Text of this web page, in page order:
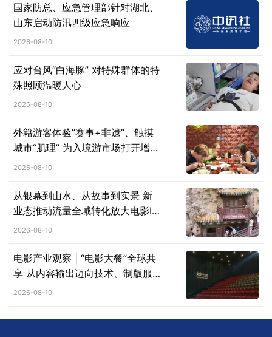
国家防总、应急管理部针对湖北、
山东启动防汛四级应急响应
2026-08-10
应对台风“白海豚” 对特殊群体的特
殊照顾温暖人心
2026-08-10
外籍游客体验“赛事+非遗”、触摸
城市“肌理” 为入境游市场打开增长
新空间
2026-08-10
从银幕到山水、从故事到实景 新
业态推动流量全域转化放大电影IP
溢出效应
2026-08-10
电影产业观察 | “电影大餐”全球共
享 从内容输出迈向技术、制版服
务、标准体系协同出海
2026-08-10